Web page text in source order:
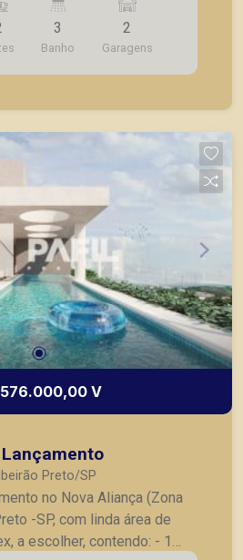
gourmet; - Laje técnica; -2
disponíveis.
3
Banho
2
Garagens
576.000,00 V
Preto/SP
no Nova Aliança (Zona
-SP, com linda área de
a escolher, contendo: - 1